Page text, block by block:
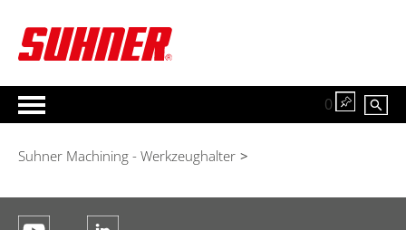
0
Suhner Machining - Werkzeughalter >